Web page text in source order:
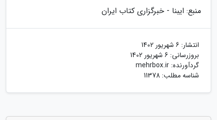
منبع: ایبنا - خبرگزاری کتاب ایران
انتشار: 6 شهریور 1402
بروزرسانی: 6 شهریور 1402
گردآورنده: mehrbox.ir
شناسه مطلب: 11378